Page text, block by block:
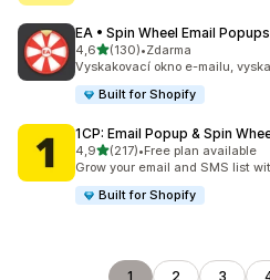
EA • Spin Wheel Email Popups
4,6z 5 hvězd
(130)
Celkový počet recenzí: 130
•Zdarma
Vyskakovací okno e-mailu,
Built for Shopify
1CP: Email Popup & Spin
4,9z 5 hvězd
(217)
Celkový počet recenzí: 217
•Free plan available
Grow your email and SMS list
Built for Shopify
1 2 3